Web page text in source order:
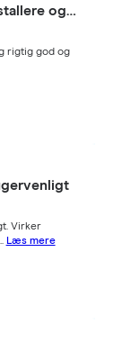
og…
rigtig god og
Virker
Læs mere